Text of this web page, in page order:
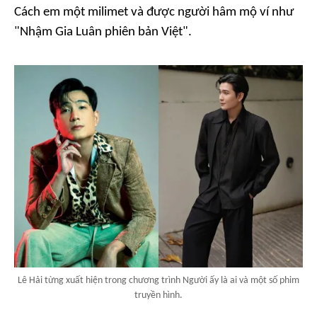
Cách em một milimet và được người hâm mộ ví như
"Nhậm Gia Luân phiên bản Việt".
Lê Hải từng xuất hiện trong chương trình Người ấy là ai và một số phim
truyền hình.